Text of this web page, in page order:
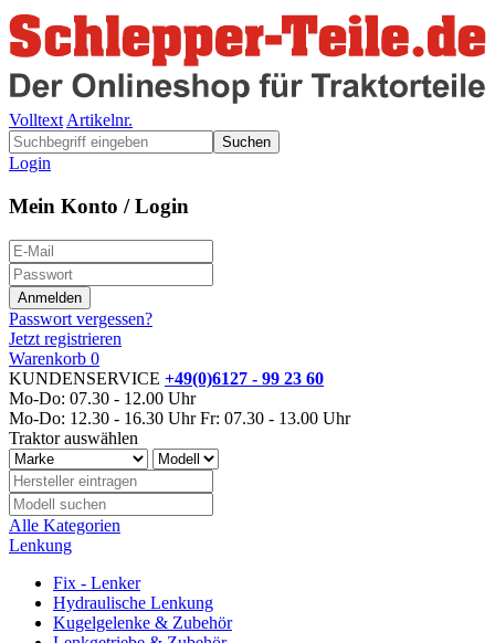
Volltext Artikelnr.
Suchen
Login
Mein Konto / Login
Passwort vergessen?
Jetzt registrieren
Warenkorb 0
KUNDENSERVICE +49(0)6127 - 99 23 60
Mo-Do: 07.30 - 12.00 Uhr
Mo-Do: 12.30 - 16.30 Uhr Fr: 07.30 - 13.00 Uhr
Traktor auswählen
Alle Kategorien
Lenkung
Fix - Lenker
Hydraulische Lenkung
Kugelgelenke & Zubehör